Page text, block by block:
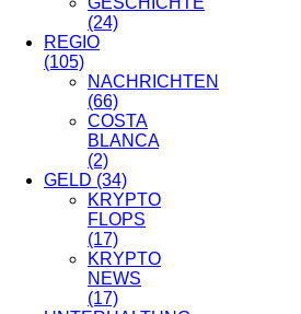
(24)
REGIO
(105)
NACHRICHTEN
(66)
COSTA
BLANCA
(2)
GELD (34)
KRYPTO
FLOPS
(17)
KRYPTO
NEWS
(17)